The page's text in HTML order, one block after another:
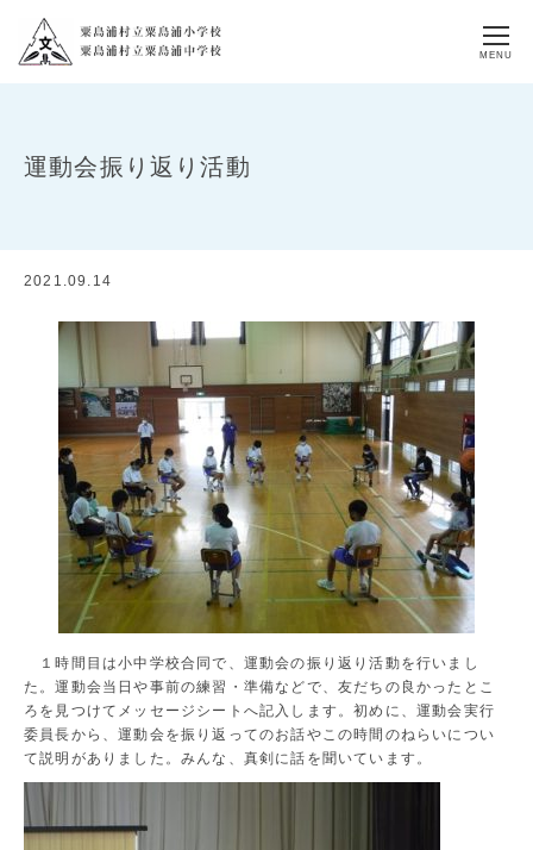
MENU
運動会振り返り活動
2021.09.14
１時間目は小中学校合同で、運動会の振り返り活動を行いまし
た。運動会当日や事前の練習・準備などで、友だちの良かったとこ
ろを見つけてメッセージシートへ記入します。初めに、運動会実行
委員長から、運動会を振り返ってのお話やこの時間のねらいについ
て説明がありました。みんな、真剣に話を聞いています。